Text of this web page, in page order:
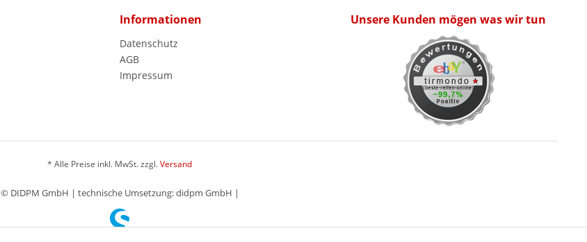
Informationen
Datenschutz
AGB
Impressum
Unsere Kunden mögen was wir tun
* Alle Preise inkl. MwSt. zzgl.Versand
© DIDPM GmbH | technische Umsetzung: didpm GmbH |